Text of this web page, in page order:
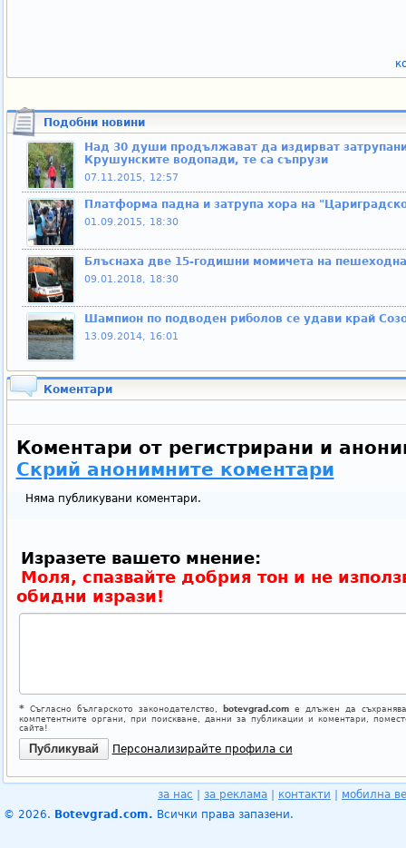
Подобни новини
Над 30 души продължават да издирват
Крушунските водопади, те са съпрузи
07.11.2015, 12:57
Платформа падна и затрупа хора на
01.09.2015, 18:30
Блъснаха две 15-годишни момичета на
09.01.2018, 18:30
Шампион по подводен риболов се удави край
13.09.2014, 16:01
Коментари
Коментари от регистрирани и
Скрий анонимните коментари
Няма публикувани коментари.
Изразете вашето мнение:
Моля, спазвайте добрия тон и не
обидни изрази!
*Съгласно българското законодателство, botevgrad.comе длъжен да
компетентните органи, при поискване, данни за публикации и коментари,
сайта!
Персонализирайте профила си
за нас за реклама контакти
мобилна
© 2026. Botevgrad.com. Всички права запазени.